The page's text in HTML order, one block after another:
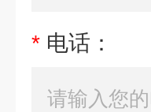
* 电话：